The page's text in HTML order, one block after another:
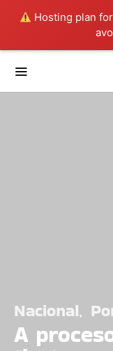
Hosting plan
Nacional
A